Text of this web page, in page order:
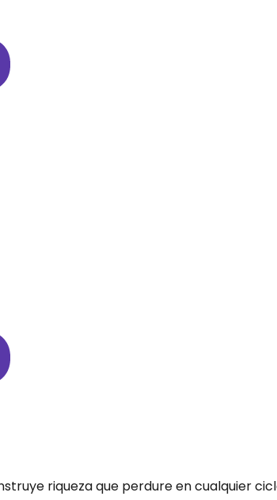
riqueza que perdure en cualquier